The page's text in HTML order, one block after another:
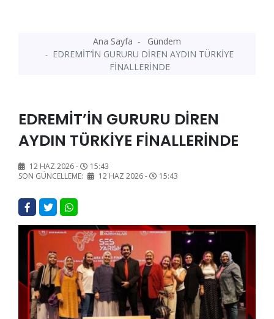
Ana Sayfa
Gündem
EDREMİT’İN GURURU DİREN AYDIN TÜRKİYE
FİNALLERİNDE
EDREMİT’İN GURURU DİREN
AYDIN TÜRKİYE FİNALLERİNDE
12 HAZ 2026 -
15:43
SON GÜNCELLEME:
12 HAZ 2026 - 15:43